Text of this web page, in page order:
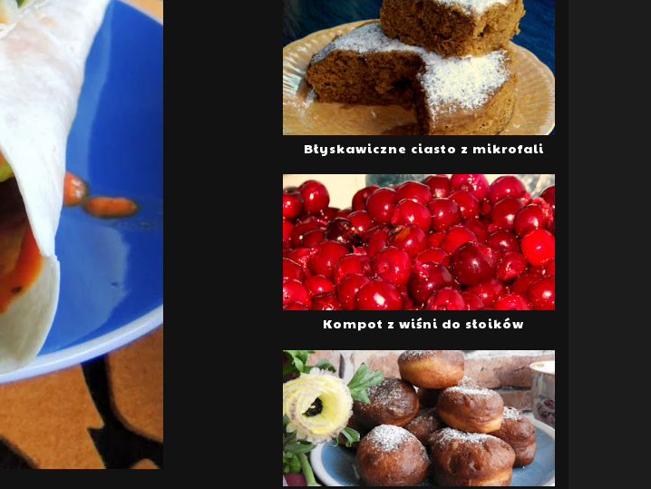
Błyskawiczne ciasto z mikrofali
Kompot z wiśni do słoików